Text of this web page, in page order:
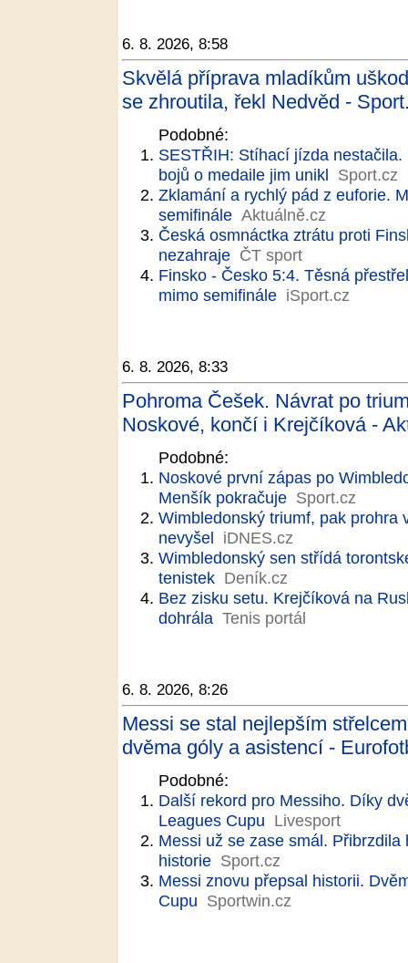
6. 8. 2026, 8:58
Skvělá příprava mladíkům
se zhroutila, řekl Nedvěd -
Podobné:
SESTŘIH: Stíhací jízda
bojů o medaile jim unikl Sport.cz
Zklamání a rychlý pád z euforie.
semifinále Aktuálně.cz
Česká osmnáctka ztrátu proti
nezahraje ČT sport
Finsko - Česko 5:4. Těsná
mimo semifinále iSport.cz
6. 8. 2026, 8:33
Pohroma Češek. Návrat po
Noskové, končí i Krejčíková -
Podobné:
Noskové první zápas po
Menšík pokračuje Sport.cz
Wimbledonský triumf, pak prohra
nevyšel iDNES.cz
Wimbledonský sen střídá
tenistek Deník.cz
Bez zisku setu. Krejčíková na
dohrála Tenis portál
6. 8. 2026, 8:26
Messi se stal nejlepším
dvěma góly a asistencí -
Podobné:
Další rekord pro Messiho. Díky
Leagues Cupu Livesport
Messi už se zase smál.
historie Sport.cz
Messi znovu přepsal historii.
Cupu Sportwin.cz